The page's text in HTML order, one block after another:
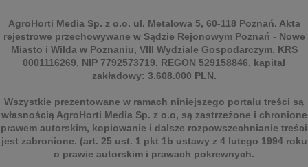
AgroHorti Media Sp. z o.o. ul. Metalowa 5, 60-118 Poznań. Akta
rejestrowe przechowywane w Sądzie Rejonowym Poznań - Nowe
Miasto i Wilda w Poznaniu, VIII Wydziale Gospodarczym, KRS
0001116269, NIP 7792573719, REGON 529158846, kapitał
zakładowy: 3.608.000 PLN.
Wszystkie prezentowane w ramach niniejszego portalu treści są
własnością AgroHorti Media Sp. z o.o, są zastrzeżone i chronione
prawem autorskim, kopiowanie i dalsze rozpowszechnianie treści
jest zabronione. (art. 25 ust. 1 pkt 1b ustawy z 4 lutego 1994 roku
o prawie autorskim i prawach pokrewnych.